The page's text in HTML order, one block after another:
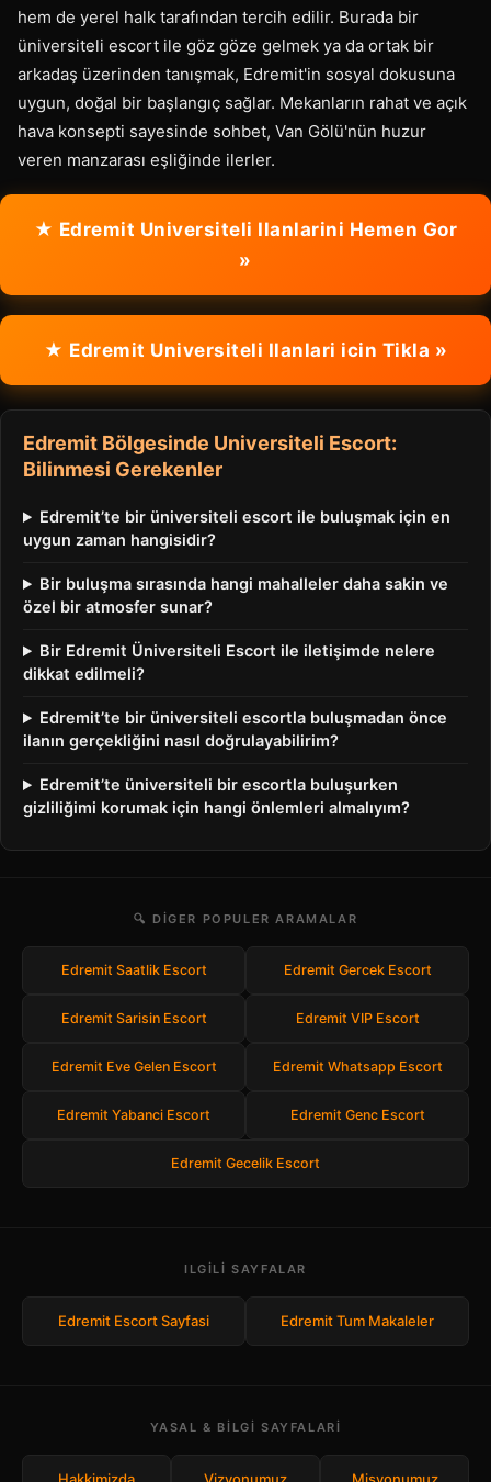
hem de yerel halk tarafından tercih edilir. Burada bir
üniversiteli escort ile göz göze gelmek ya da ortak bir
arkadaş üzerinden tanışmak, Edremit'in sosyal dokusuna
uygun, doğal bir başlangıç sağlar. Mekanların rahat ve açık
hava konsepti sayesinde sohbet, Van Gölü'nün huzur
veren manzarası eşliğinde ilerler.
★ Edremit Universiteli Ilanlarini Hemen Gor
»
★ Edremit Universiteli Ilanlari icin Tikla »
Edremit Bölgesinde Universiteli Escort:
Bilinmesi Gerekenler
Edremit’te bir üniversiteli escort ile buluşmak için en
uygun zaman hangisidir?
Bir buluşma sırasında hangi mahalleler daha sakin ve
özel bir atmosfer sunar?
Bir Edremit Üniversiteli Escort ile iletişimde nelere
dikkat edilmeli?
Edremit’te bir üniversiteli escortla buluşmadan önce
ilanın gerçekliğini nasıl doğrulayabilirim?
Edremit’te üniversiteli bir escortla buluşurken
gizliliğimi korumak için hangi önlemleri almalıyım?
🔍 DIGER POPULER ARAMALAR
Edremit Saatlik Escort Edremit Gercek Escort
Edremit Sarisin Escort Edremit VIP Escort
Edremit Eve Gelen Escort Edremit Whatsapp Escort
Edremit Yabanci Escort Edremit Genc Escort
Edremit Gecelik Escort
ILGILI SAYFALAR
Edremit Escort Sayfasi Edremit Tum Makaleler
YASAL & BILGI SAYFALARI